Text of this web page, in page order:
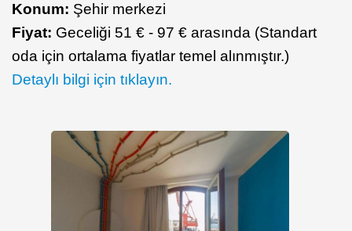
Konum: Şehir merkezi
Fiyat: Geceliği 51 € - 97 € arasında (Standart
oda için ortalama fiyatlar temel alınmıştır.)
Detaylı bilgi için tıklayın.